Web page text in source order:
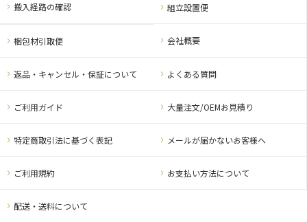
組立設置便
ご利用ガイド
ご利用規約
会社概要
大量注文/OEMお見積り
お支払い方法について
よくある質問
特定商取引法に基づく表記
配送・送料について
梱包材引取便
メールが届かないお客様へ
返品・キャンセル・保証について
搬入経路の確認